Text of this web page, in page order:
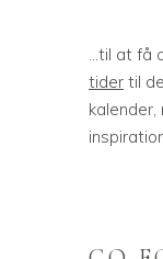
...til at få
tider til